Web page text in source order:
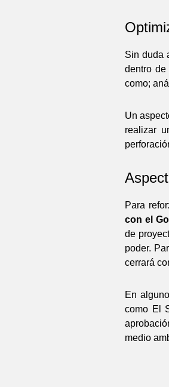
Sin duda
dentro de
como;
Un
realizar
Para
con el
de
poder.
cerrará
En
como El
medio